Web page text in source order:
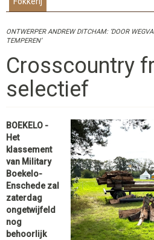
ONTWERPER ANDREW DITCHAM: ‘DOOR
TEMPEREN’
Crosscountry
selectief
BOEKELO -
Het
klassement
van Military
Boekelo-
Enschede zal
zaterdag
ongetwijfeld
nog
behoorlijk